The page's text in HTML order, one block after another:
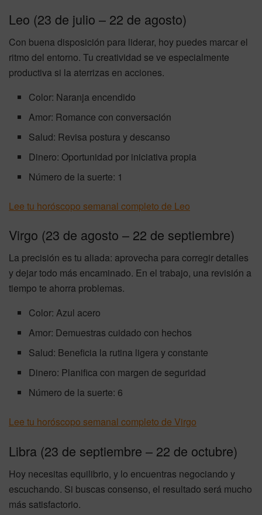
Leo (23 de julio – 22 de agosto)
Con buena disposición para liderar, hoy puedes marcar el
ritmo del entorno. Tu creatividad se ve especialmente
productiva si la aterrizas en acciones.
Color: Naranja encendido
Amor: Romance con conversación
Salud: Revisa postura y descanso
Dinero: Oportunidad por iniciativa propia
Número de la suerte: 1
Lee tu horóscopo semanal completo de Leo
Virgo (23 de agosto – 22 de septiembre)
La precisión es tu aliada: aprovecha para corregir detalles
y dejar todo más encaminado. En el trabajo, una revisión a
tiempo te ahorra problemas.
Color: Azul acero
Amor: Demuestras cuidado con hechos
Salud: Beneficia la rutina ligera y constante
Dinero: Planifica con margen de seguridad
Número de la suerte: 6
Lee tu horóscopo semanal completo de Virgo
Libra (23 de septiembre – 22 de octubre)
Hoy necesitas equilibrio, y lo encuentras negociando y
escuchando. Si buscas consenso, el resultado será mucho
más satisfactorio.